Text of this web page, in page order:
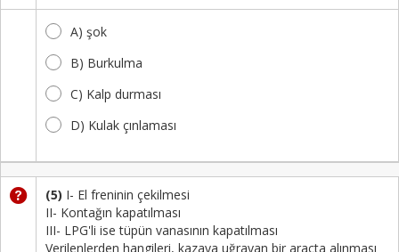
A) şok
B) Burkulma
C) Kalp durması
D) Kulak çınlaması
(5) I- El freninin çekilmesi
II- Kontağın kapatılması
III- LPG'li ise tüpün vanasının kapatılması
Verilenlerden hangileri, kazaya uğrayan bir araçta alınması